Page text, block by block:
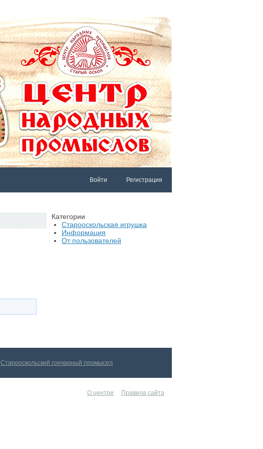
Войти Регистрация
Категории
Старооскольская игрушка
Информация
От пользователей
Старооскольский гончарный промысел
О центре Правила сайта